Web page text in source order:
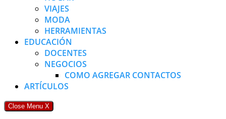
VIAJES
MODA
HERRAMIENTAS
EDUCACIÓN
DOCENTES
NEGOCIOS
COMO AGREGAR CONTACTOS
ARTÍCULOS
Close Menu X